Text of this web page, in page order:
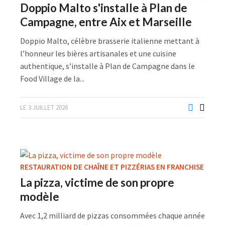
Doppio Malto s'installe à Plan de
Campagne, entre Aix et Marseille
Doppio Malto, célèbre brasserie italienne mettant à
l’honneur les bières artisanales et une cuisine
authentique, s’installe à Plan de Campagne dans le
Food Village de la...
LE 3 JUILLET 2026
RESTAURATION DE CHAÎNE ET PIZZÉRIAS EN FRANCHISE
La pizza, victime de son propre
modèle
Avec 1,2 milliard de pizzas consommées chaque année